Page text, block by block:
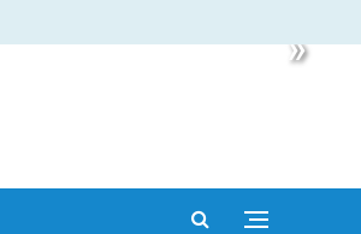
»